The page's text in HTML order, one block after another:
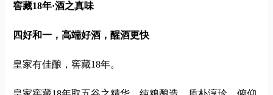
窖藏18年·酒之真味
四好和一，高端好酒，醒酒更快
皇家有佳酿，窖藏18年。